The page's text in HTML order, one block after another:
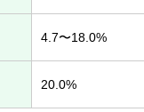
4.7〜18.0%
20.0%